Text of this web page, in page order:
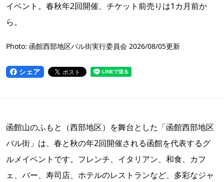
イベント。春秋年2回開催、チケット前売りは1カ月前か
ら。
Photo: 函館西部地区バル街実行委員会 2026/08/05更新
シェア
函館山のふもと（西部地区）を舞台とした「函館西部地区
バル街」は、春と秋の年2回開催される函館を代表するグ
ルメイベントです。フレンチ、イタリアン、和食、カフ
ェ、バー、寿司店、ホテルのレストランなど、多彩なジャ